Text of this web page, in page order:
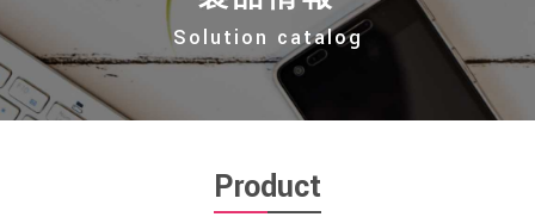
Solution catalog
Product